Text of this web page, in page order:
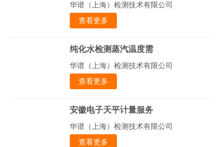
华谱（上海）检测技术有限公司
查看更多
纯化水检测蒸汽温度需
华谱（上海）检测技术有限公司
查看更多
安徽电子天平计量服务
华谱（上海）检测技术有限公司
查看更多